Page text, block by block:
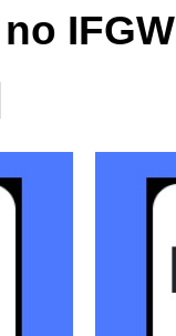
IFGW